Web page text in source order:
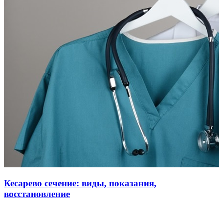
Кесарево сечение: виды, показания,
восстановление